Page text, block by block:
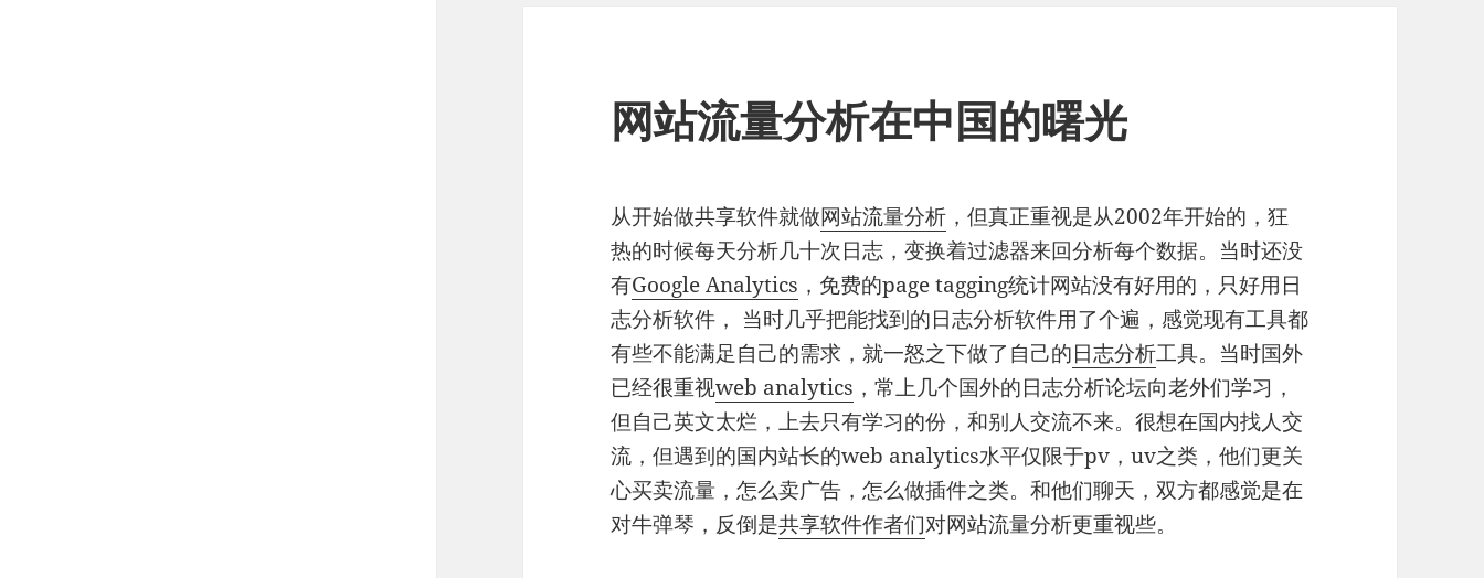
网站流量分析在中国的曙光
从开始做共享软件就做网站流量分析 ，但真正重视是从2002年开始的，狂
热的时候每天分析几十次日志，变换着过滤器来回分析每个数据。当时还没
有Google Analytics ，免费的page tagging统计网站没有好用的，只好用日
志分析软件， 当时几乎把能找到的日志分析软件用了个遍，感觉现有工具都
有些不能满足自己的需求，就一怒之下做了自己的日志分析工具。当时国外
已经很重视web analytics ，常上几个国外的日志分析论坛向老外们学习，
但自己英文太烂，上去只有学习的份，和别人交流不来。很想在国内找人交
流，但遇到的国内站长的web analytics水平仅限于pv，uv之类，他们更关
心买卖流量，怎么卖广告，怎么做插件之类。和他们聊天，双方都感觉是在
对牛弹琴，反倒是共享软件作者们对网站流量分析更重视些。